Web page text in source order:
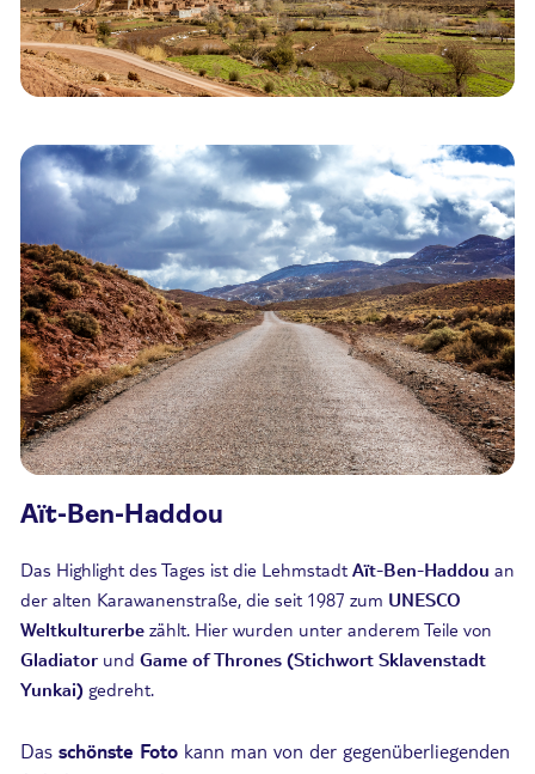
Aït-Ben-Haddou
Das Highlight des Tages ist die Lehmstadt Aït-Ben-Haddou an
der alten Karawanenstraße, die seit 1987 zum UNESCO
Weltkulturerbe zählt. Hier wurden unter anderem Teile von
Gladiator und Game of Thrones (Stichwort Sklavenstadt
Yunkai) gedreht.
Das schönste Foto kann man von der gegenüberliegenden